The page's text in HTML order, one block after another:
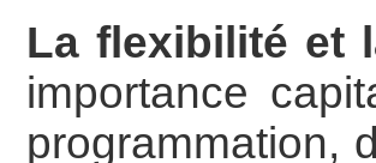
La flexibilité et
importance
programmation,